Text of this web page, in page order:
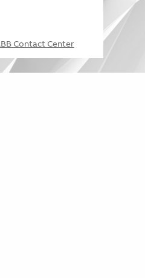
Contact Center